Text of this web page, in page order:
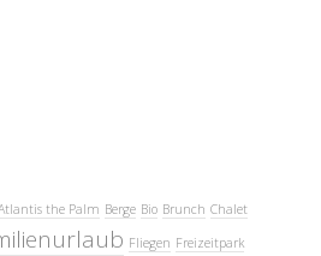
the Palm Berge Bio Brunch Chalet
Fliegen Freizeitpark